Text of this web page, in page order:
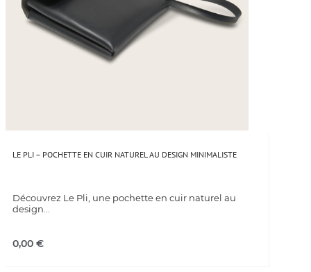
LE PLI – POCHETTE EN CUIR NATUREL AU DESIGN MINIMALISTE
Découvrez Le Pli, une pochette en cuir naturel au
design...
0,00 €